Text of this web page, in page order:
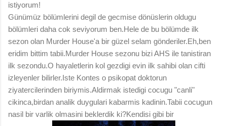
istiyorum!
Günümüz bölümlerini degil de gecmise dönüslerin oldugu
bölümleri daha cok seviyorum ben.Hele de bu bölümde ilk
sezon olan Murder House'a bir güzel selam gönderiler.Eh,ben
eridim bittim tabii.Murder House sezonu bizi AHS ile tanistiran
ilk sezondu.O hayaletlerin kol gezdigi evin ilk sahibi olan cifti
izleyenler bilirler.Iste Kontes o psikopat doktorun
ziyatercilerinden biriymis.Aldirmak istedigi cocugu "canli"
cikinca,birdan analik duygulari kabarmis kadinin.Tabii cocugun
nasil bir varlik olmasini beklerdik ki?Kendisi gibi bir